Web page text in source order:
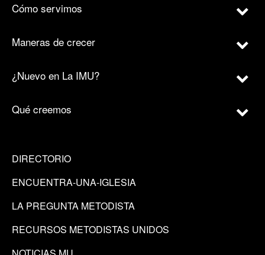
Cómo servimos
Maneras de crecer
¿Nuevo en La IMU?
Qué creemos
DIRECTORIO
ENCUENTRA-UNA-IGLESIA
LA PREGUNTA METODISTA
RECURSOS METODISTAS UNIDOS